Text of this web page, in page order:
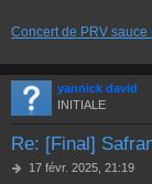
Concert de PRV sauce
yannick david
INITIALE
Re: [Final]
M17 févr. 2025, 21:19